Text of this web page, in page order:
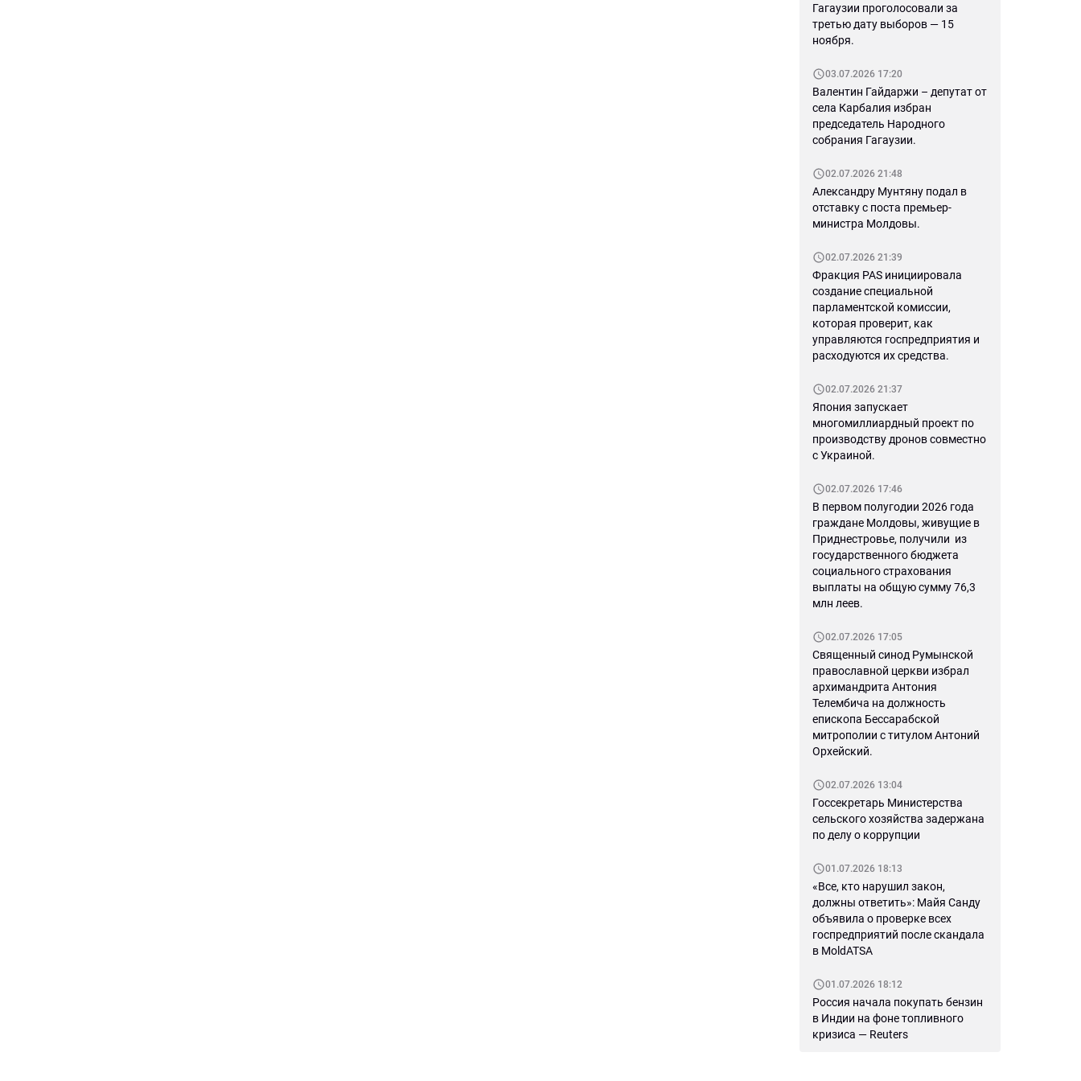
Гагаузии проголосовали за
третью дату выборов — 15
ноября.
03.07.2026 17:20
Валентин Гайдаржи – депутат от
села Карбалия избран
председатель Народного
собрания Гагаузии.
02.07.2026 21:48
Александру Мунтяну подал в
отставку с поста премьер-
министра Молдовы.
02.07.2026 21:39
Фракция PAS инициировала
создание специальной
парламентской комиссии,
которая проверит, как
управляются госпредприятия и
расходуются их средства.
02.07.2026 21:37
Япония запускает
многомиллиардный проект по
производству дронов совместно
с Украиной.
02.07.2026 17:46
В первом полугодии 2026 года
граждане Молдовы, живущие в
Приднестровье, получили из
государственного бюджета
социального страхования
выплаты на общую сумму 76,3
млн леев.
02.07.2026 17:05
Священный синод Румынской
православной церкви избрал
архимандрита Антония
Телембича на должность
епископа Бессарабской
митрополии с титулом Антоний
Орхейский.
02.07.2026 13:04
Госсекретарь Министерства
сельского хозяйства задержана
по делу о коррупции
01.07.2026 18:13
«Все, кто нарушил закон,
должны ответить»: Майя Санду
объявила о проверке всех
госпредприятий после скандала
в MoldATSA
01.07.2026 18:12
Россия начала покупать бензин
в Индии на фоне топливного
кризиса — Reuters